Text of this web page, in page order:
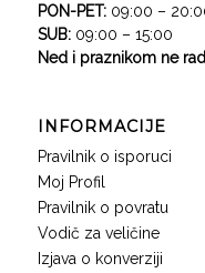
PON-PET:09:00 –
SUB:09:00 – 15:00
Ned i praznikom ne
INFORMACIJE
Pravilnik o isporuci
Moj Profil
Pravilnik o povratu
Vodič za veličine
Izjava o konverziji